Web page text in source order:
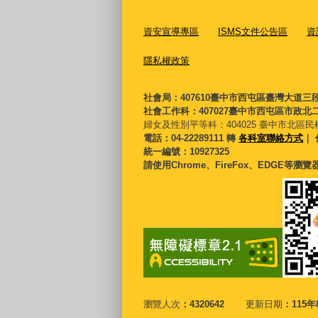
資安宣導專區 ISMS文件公告區
隱私權政策
社會局：407610臺中市西屯區臺灣大道三
社會工作科：407027臺中市西屯區市政北
婦女及性別平等科： 404025 臺中市北區民
電話：04-22289111 轉 各科室聯絡方式
統一編號：10927325
請使用Chrome、FireFox、EDGE等瀏覽
瀏覽人次 4320642 更新日期 115